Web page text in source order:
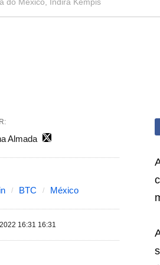
Almada
BTC México
16:31 16:31